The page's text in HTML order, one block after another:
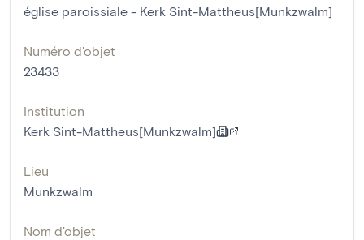
église paroissiale - Kerk Sint-Mattheus[Munkzwalm]
Numéro d'objet
23433
Institution
Kerk Sint-Mattheus[Munkzwalm]
Lieu
Munkzwalm
Nom d'objet